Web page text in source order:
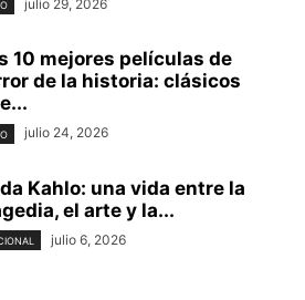
julio 29, 2026
10 mejores películas de
de la historia: clásicos
julio 24, 2026
Kahlo: una vida entre la
el arte y la...
julio 6, 2026